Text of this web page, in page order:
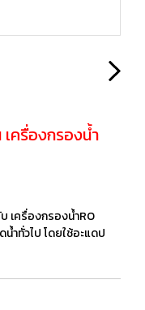
ครื่องกรองน้ำ
เครื่องกรองน้ำRO
ทั่วไป โดยใช้อะแดป